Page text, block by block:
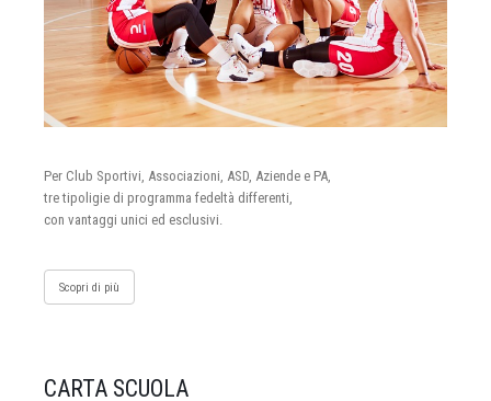
Per Club Sportivi, Associazioni, ASD, Aziende e PA,
tre tipoligie di programma fedeltà differenti,
con vantaggi unici ed esclusivi.
Scopri di più
CARTA SCUOLA